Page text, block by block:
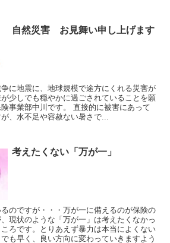
自然災害 お見舞い申し上げます
に地震に、地球規模で途方にくれる災害が
少しでも穏やかに過ごされていることを願
事業部中川です。 直接的に被害にあって
、水不足や容赦ない暑さで...
考えたくない「万が一」
のですが・・・万が一に備えるのが保険の
現状のような「万が一」は考えたくなかっ
ろです。とりあえず暴力は本当によくない
も早く、良い方向に変わっていきますよう